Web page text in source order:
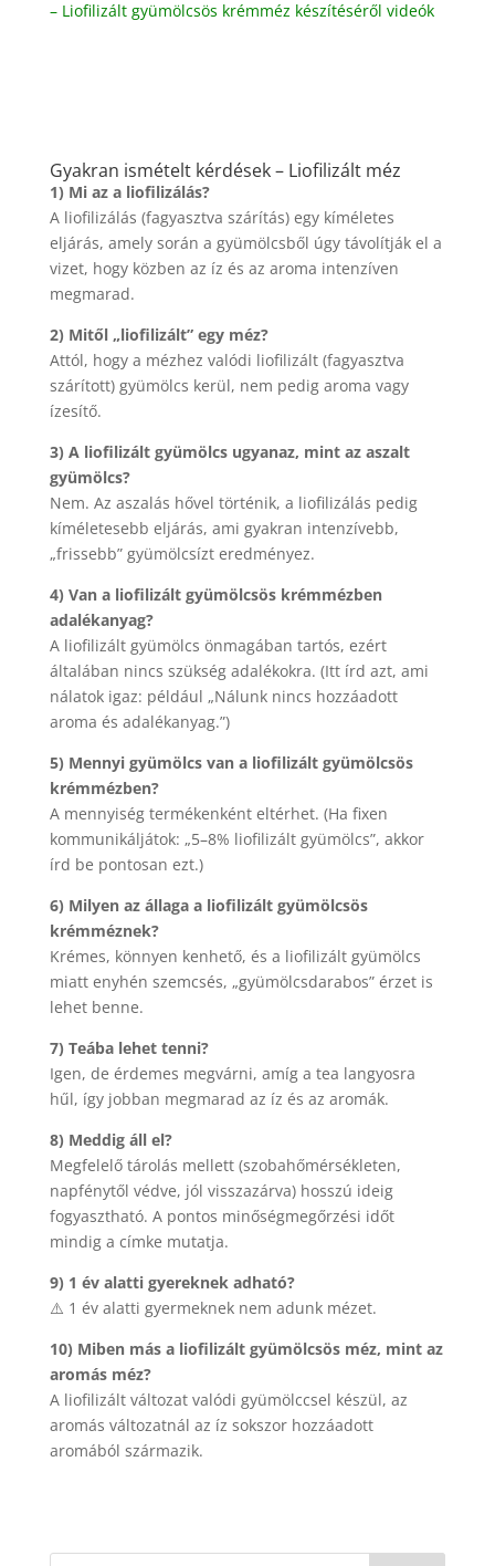
– Liofilizált gyümölcsös krémméz készítéséről videók
Gyakran ismételt kérdések – Liofilizált méz
1) Mi az a liofilizálás?
A liofilizálás (fagyasztva szárítás) egy kíméletes
eljárás, amely során a gyümölcsből úgy távolítják el a
vizet, hogy közben az íz és az aroma intenzíven
megmarad.
2) Mitől „liofilizált” egy méz?
Attól, hogy a mézhez valódi liofilizált (fagyasztva
szárított) gyümölcs kerül, nem pedig aroma vagy
ízesítő.
3) A liofilizált gyümölcs ugyanaz, mint az aszalt
gyümölcs?
Nem. Az aszalás hővel történik, a liofilizálás pedig
kíméletesebb eljárás, ami gyakran intenzívebb,
„frissebb” gyümölcsízt eredményez.
4) Van a liofilizált gyümölcsös krémmézben
adalékanyag?
A liofilizált gyümölcs önmagában tartós, ezért
általában nincs szükség adalékokra. (Itt írd azt, ami
nálatok igaz: például „Nálunk nincs hozzáadott
aroma és adalékanyag.”)
5) Mennyi gyümölcs van a liofilizált gyümölcsös
krémmézben?
A mennyiség termékenként eltérhet. (Ha fixen
kommunikáljátok: „5–8% liofilizált gyümölcs”, akkor
írd be pontosan ezt.)
6) Milyen az állaga a liofilizált gyümölcsös
krémméznek?
Krémes, könnyen kenhető, és a liofilizált gyümölcs
miatt enyhén szemcsés, „gyümölcsdarabos” érzet is
lehet benne.
7) Teába lehet tenni?
Igen, de érdemes megvárni, amíg a tea langyosra
hűl, így jobban megmarad az íz és az aromák.
8) Meddig áll el?
Megfelelő tárolás mellett (szobahőmérsékleten,
napfénytől védve, jól visszazárva) hosszú ideig
fogyasztható. A pontos minőségmegőrzési időt
mindig a címke mutatja.
9) 1 év alatti gyereknek adható?
⚠️ 1 év alatti gyermeknek nem adunk mézet.
10) Miben más a liofilizált gyümölcsös méz, mint az
aromás méz?
A liofilizált változat valódi gyümölccsel készül, az
aromás változatnál az íz sokszor hozzáadott
aromából származik.